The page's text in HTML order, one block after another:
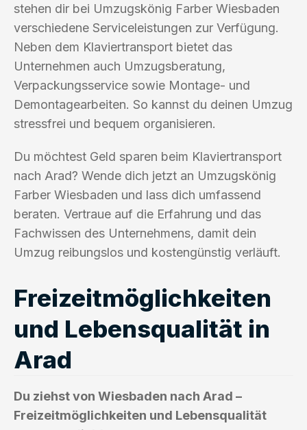
stehen dir bei Umzugskönig Farber Wiesbaden
verschiedene Serviceleistungen zur Verfügung.
Neben dem Klaviertransport bietet das
Unternehmen auch Umzugsberatung,
Verpackungsservice sowie Montage- und
Demontagearbeiten. So kannst du deinen Umzug
stressfrei und bequem organisieren.
Du möchtest Geld sparen beim Klaviertransport
nach Arad? Wende dich jetzt an Umzugskönig
Farber Wiesbaden und lass dich umfassend
beraten. Vertraue auf die Erfahrung und das
Fachwissen des Unternehmens, damit dein
Umzug reibungslos und kostengünstig verläuft.
Freizeitmöglichkeiten
und Lebensqualität in
Arad
Du ziehst von Wiesbaden nach Arad –
Freizeitmöglichkeiten und Lebensqualität